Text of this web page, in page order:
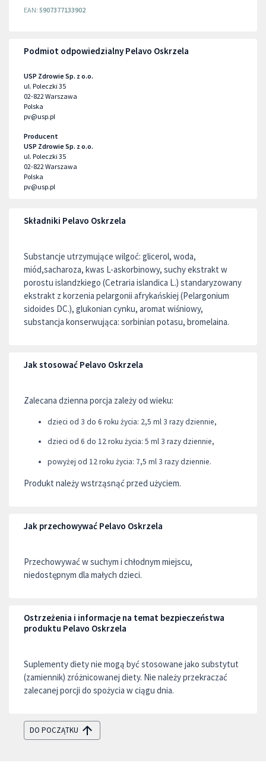
EAN: 5907377133902
Podmiot odpowiedzialny Pelavo Oskrzela
USP Zdrowie Sp. z o.o.
ul. Poleczki 35
02-822Warszawa
Polska
pv@usp.pl
Producent
USP Zdrowie Sp. z o.o.
ul. Poleczki 35
02-822Warszawa
Polska
pv@usp.pl
Składniki Pelavo Oskrzela
Substancje utrzymujące wilgoć: glicerol, woda,
miód,sacharoza, kwas L-askorbinowy, suchy ekstrakt w
porostu islandzkiego (Cetraria islandica L.) standaryzowany
ekstrakt z korzenia pelargonii afrykańskiej (Pelargonium
sidoides DC.), glukonian cynku, aromat wiśniowy,
substancja konserwująca: sorbinian potasu, bromelaina.
Jak stosować Pelavo Oskrzela
Zalecana dzienna porcja zależy od wieku:
dzieci od 3 do 6 roku życia: 2,5 ml 3 razy dziennie,
dzieci od 6 do 12 roku życia: 5 ml 3 razy dziennie,
powyżej od 12 roku życia: 7,5 ml 3 razy dziennie.
Produkt należy wstrząsnąć przed użyciem.
Jak przechowywać Pelavo Oskrzela
Przechowywać w suchym i chłodnym miejscu,
niedostępnym dla małych dzieci.
Ostrzeżenia i informacje na temat bezpieczeństwa
produktu Pelavo Oskrzela
Suplementy diety nie mogą być stosowane jako substytut
(zamiennik) zróżnicowanej diety. Nie należy przekraczać
zalecanej porcji do spożycia w ciągu dnia.
DO POCZĄTKU